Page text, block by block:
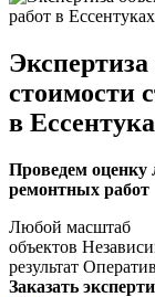
стоимости
в
Проведем
ремонтных работ
Любой масштаб
объектов
результат
Заказать